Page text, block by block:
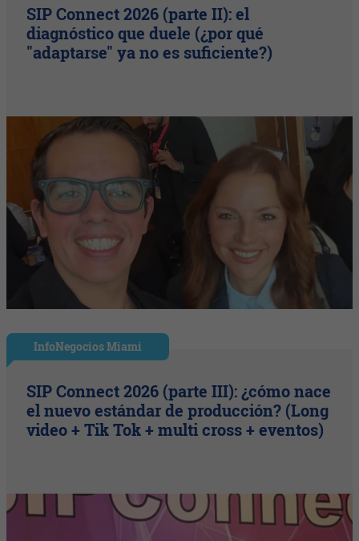
SIP Connect 2026 (parte II): el
diagnóstico que duele (¿por qué
"adaptarse" ya no es suficiente?)
InfoNegocios Miami
SIP Connect 2026 (parte III): ¿cómo nace
el nuevo estándar de producción? (Long
video + Tik Tok + multi cross + eventos)